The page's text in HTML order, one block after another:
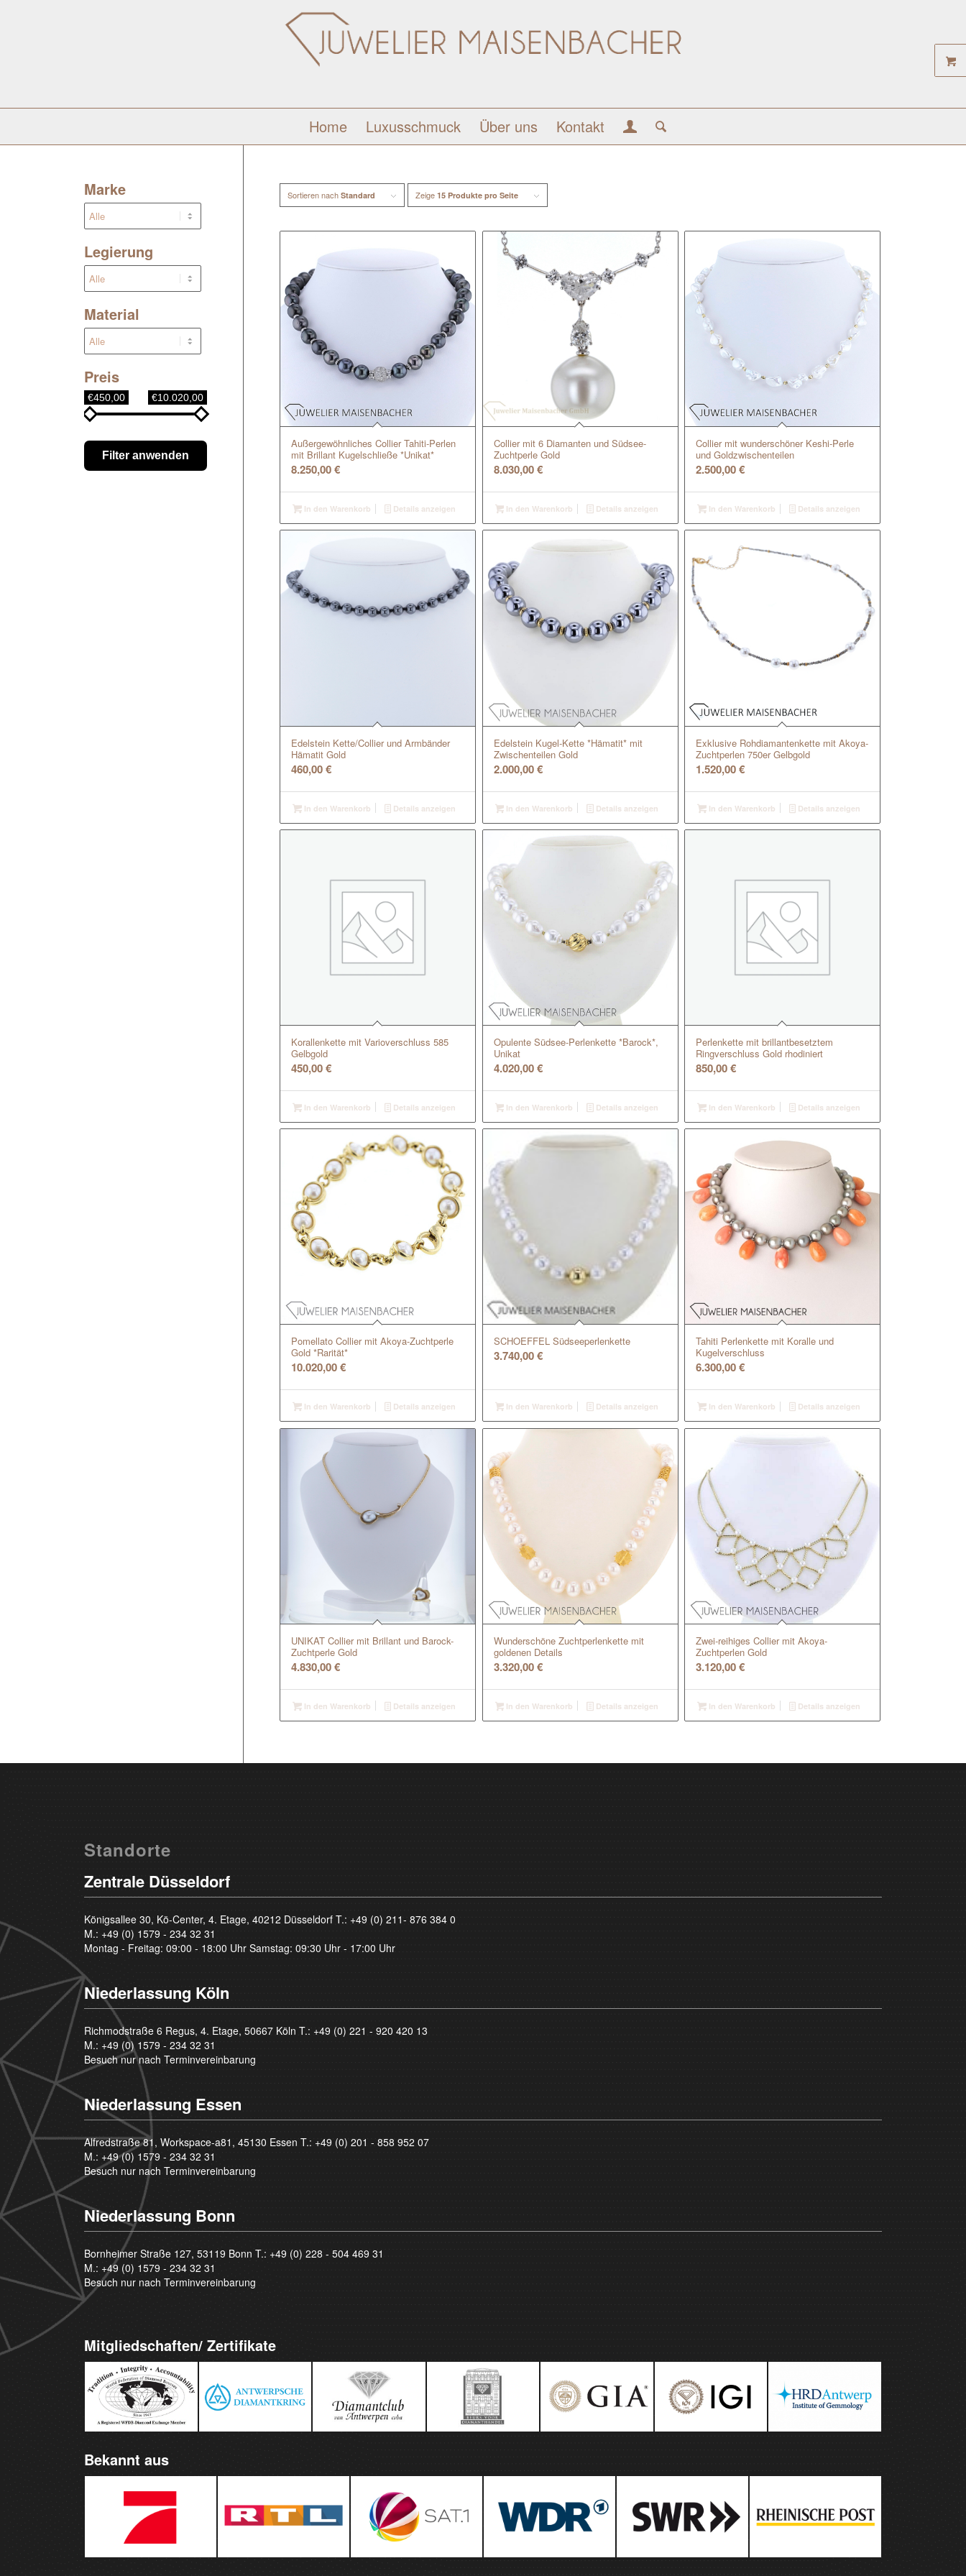
Home Luxusschmuck Über uns Kontakt
Sortieren nachStandard Zeige15 Produkte pro Seite
Außergewöhnliches Collier Tahiti-Perlen
mit Brillant Kugelschließe *Unikat*
8.250,00€
In den Warenkorb Details anzeigen
Collier mit 6 Diamanten und Südsee-
Zuchtperle Gold
8.030,00€
In den Warenkorb Details anzeigen
Collier mit wunderschöner Keshi-Perle
und Goldzwischenteilen
2.500,00€
In den Warenkorb Details anzeigen
Edelstein Kette/Collier und Armbänder
Hämatit Gold
460,00€
In den Warenkorb Details anzeigen
Edelstein Kugel-Kette *Hämatit* mit
Zwischenteilen Gold
2.000,00€
In den Warenkorb Details anzeigen
Exklusive Rohdiamantenkette mit Akoya-
Zuchtperlen 750er Gelbgold
1.520,00€
In den Warenkorb Details anzeigen
Korallenkette mit Varioverschluss 585
Gelbgold
450,00€
In den Warenkorb Details anzeigen
Opulente Südsee-Perlenkette *Barock*,
Unikat
4.020,00€
In den Warenkorb Details anzeigen
Perlenkette mit brillantbesetztem
Ringverschluss Gold rhodiniert
850,00€
In den Warenkorb Details anzeigen
Pomellato Collier mit Akoya-Zuchtperle
Gold *Rarität*
10.020,00€
In den Warenkorb Details anzeigen
SCHOEFFEL Südseeperlenkette
3.740,00€
In den Warenkorb Details anzeigen
Tahiti Perlenkette mit Koralle und
Kugelverschluss
6.300,00€
In den Warenkorb Details anzeigen
UNIKAT Collier mit Brillant und Barock-
Zuchtperle Gold
4.830,00€
In den Warenkorb Details anzeigen
Wunderschöne Zuchtperlenkette mit
goldenen Details
3.320,00€
In den Warenkorb Details anzeigen
Zwei-reihiges Collier mit Akoya-
Zuchtperlen Gold
3.120,00€
In den Warenkorb Details anzeigen
Marke
Legierung
Material
Preis
€450,00 €10.020,00
Filter anwenden
Standorte
Zentrale Düsseldorf
Königsallee 30, Kö-Center, 4. Etage, 40212 Düsseldorf T.: +49 (0) 211- 876 384 0
M.: +49 (0) 1579 - 234 32 31
Montag - Freitag: 09:00 - 18:00 Uhr Samstag: 09:30 Uhr - 17:00 Uhr
Niederlassung Köln
Richmodstraße 6 Regus, 4. Etage, 50667 Köln T.: +49 (0) 221 - 920 420 13
M.: +49 (0) 1579 - 234 32 31
Besuch nur nach Terminvereinbarung
Niederlassung Essen
Alfredstraße 81, Workspace-a81, 45130 Essen T.: +49 (0) 201 - 858 952 07
M.: +49 (0) 1579 - 234 32 31
Besuch nur nach Terminvereinbarung
Niederlassung Bonn
Bornheimer Straße 127, 53119 Bonn T.: +49 (0) 228 - 504 469 31
M.: +49 (0) 1579 - 234 32 31
Besuch nur nach Terminvereinbarung
Mitgliedschaften/ Zertifikate
Bekannt aus